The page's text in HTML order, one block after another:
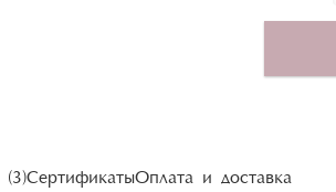
PREVENT ACE VITAMIN
(3)СертификатыОплата и доставка